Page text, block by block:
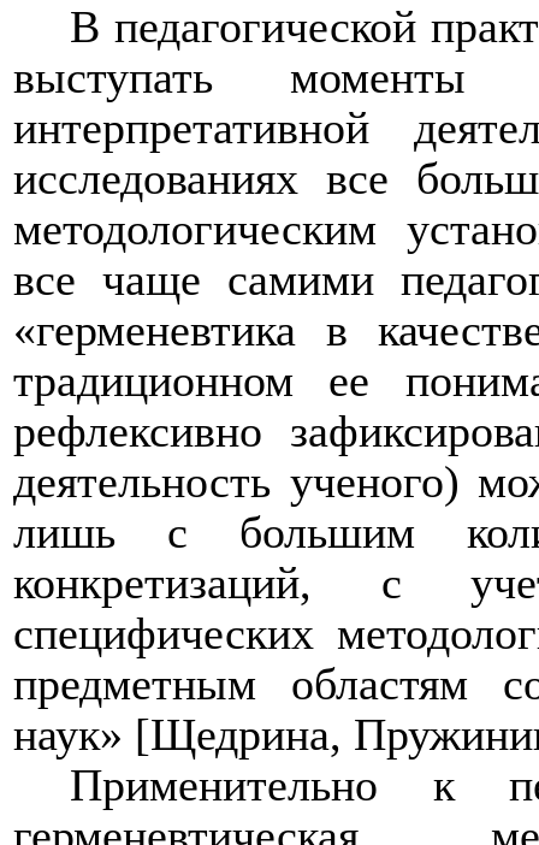
В педагогической
выступать моменты
интерпретативной
исследованиях все
методологическим
все чаще самими
«герменевтика в
традиционном ее
рефлексивно
деятельность ученого)
лишь с большим
конкретизаций, с
специфических
предметным областям
наук» [Щедрина,
Применительно к